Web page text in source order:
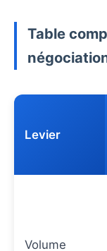
Table
Levier
Volume